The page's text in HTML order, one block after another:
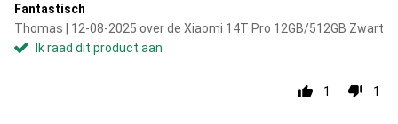
Fantastisch
Thomas | 12-08-2025 over de Xiaomi 14T Pro 12GB/512GB Zwart
Ik raad dit product aan
1 1